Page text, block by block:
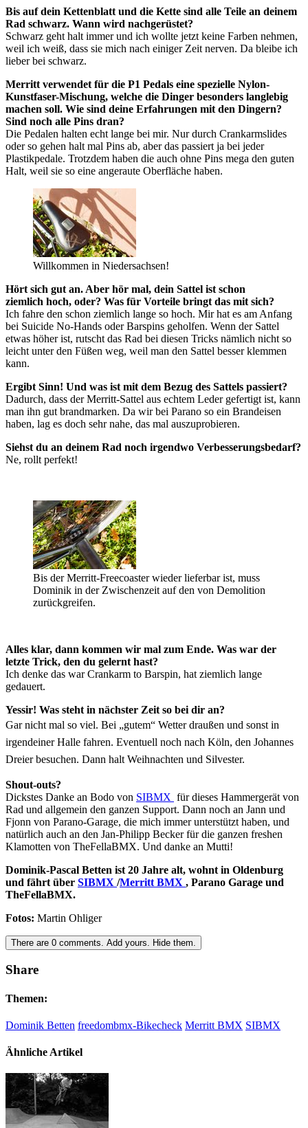
Bis auf dein Kettenblatt und die Kette sind alle Teile an deinem
Rad schwarz. Wann wird nachgerüstet?
Schwarz geht halt immer und ich wollte jetzt keine Farben nehmen,
weil ich weiß, dass sie mich nach einiger Zeit nerven. Da bleibe ich
lieber bei schwarz.
Merritt verwendet für die P1 Pedals eine spezielle Nylon-
Kunstfaser-Mischung, welche die Dinger besonders langlebig
machen soll. Wie sind deine Erfahrungen mit den Dingern?
Sind noch alle Pins dran?
Die Pedalen halten echt lange bei mir. Nur durch Crankarmslides
oder so gehen halt mal Pins ab, aber das passiert ja bei jeder
Plastikpedale. Trotzdem haben die auch ohne Pins mega den guten
Halt, weil sie so eine angeraute Oberfläche haben.
Willkommen in Niedersachsen!
Hört sich gut an. Aber hör mal, dein Sattel ist schon
ziemlich hoch, oder? Was für Vorteile bringt das mit sich?
Ich fahre den schon ziemlich lange so hoch. Mir hat es am Anfang
bei Suicide No-Hands oder Barspins geholfen. Wenn der Sattel
etwas höher ist, rutscht das Rad bei diesen Tricks nämlich nicht so
leicht unter den Füßen weg, weil man den Sattel besser klemmen
kann.
Ergibt Sinn! Und was ist mit dem Bezug des Sattels passiert?
Dadurch, dass der Merritt-Sattel aus echtem Leder gefertigt ist, kann
man ihn gut brandmarken. Da wir bei Parano so ein Brandeisen
haben, lag es doch sehr nahe, das mal auszuprobieren.
Siehst du an deinem Rad noch irgendwo Verbesserungsbedarf?
Ne, rollt perfekt!
Bis der Merritt-Freecoaster wieder lieferbar ist, muss
Dominik in der Zwischenzeit auf den von Demolition
zurückgreifen.
Alles klar, dann kommen wir mal zum Ende. Was war der
letzte Trick, den du gelernt hast?
Ich denke das war Crankarm to Barspin, hat ziemlich lange
gedauert.
Yessir! Was steht in nächster Zeit so bei dir an?
Gar nicht mal so viel. Bei „gutem“ Wetter draußen und sonst in
irgendeiner Halle fahren. Eventuell noch nach Köln, den Johannes
Dreier besuchen. Dann halt Weihnachten und Silvester.
Shout-outs?
Dickstes Danke an Bodo von SIBMX für dieses Hammergerät von
Rad und allgemein den ganzen Support. Dann noch an Jann und
Fjonn von Parano-Garage, die mich immer unterstützt haben, und
natürlich auch an den Jan-Philipp Becker für die ganzen freshen
Klamotten von TheFellaBMX. Und danke an Mutti!
Dominik-Pascal Betten ist 20 Jahre alt, wohnt in Oldenburg
und fährt über SIBMX /Merritt BMX , Parano Garage und
TheFellaBMX.
Fotos: Martin Ohliger
There are 0 comments. Add yours. Hide them.
Share
Themen:
Dominik Betten freedombmx-Bikecheck Merritt BMX SIBMX
Ähnliche Artikel